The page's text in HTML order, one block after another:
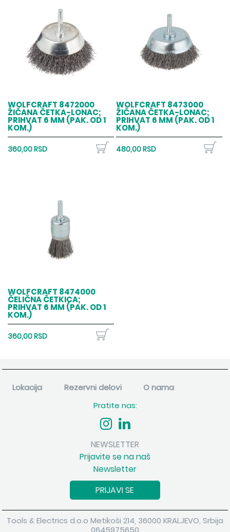
WOLFCRAFT 8472000
ŽIČANA ČETKA-LONAC;
PRIHVAT 6 MM (PAK. OD 1
KOM.)
360,00 RSD
WOLFCRAFT 8473000
ŽIČANA ČETKA-LONAC;
PRIHVAT 6 MM (PAK. OD 1
KOM.)
480,00 RSD
WOLFCRAFT 8474000
ČELIČNA ČETKICA;
PRIHVAT 6 MM (PAK. OD 1
KOM.)
360,00 RSD
Lokacija Rezervni delovi
O nama
Pratite nas:
NEWSLETTER
Prijavite se na naš
Newsletter
PRIJAVI SE
Tools & Electrics d.o.o Metikoši 214, 36000 KRALJEVO, Srbija
0645975650